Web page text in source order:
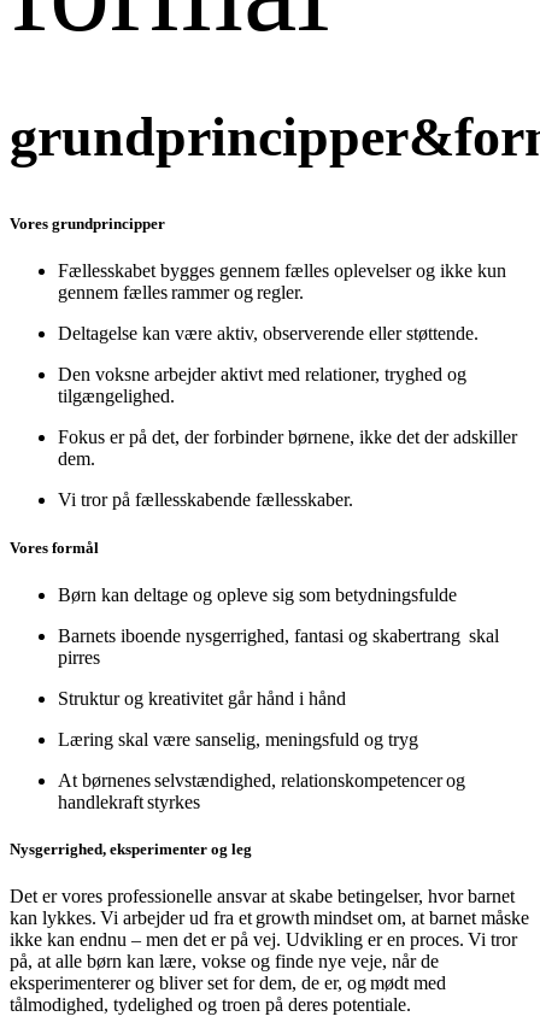
grundprincipper&
Vores grundprincipper
Fællesskabet bygges gennem fælles oplevelser og ikke kun
gennem fælles rammer og regler.
Deltagelse kan være aktiv, observerende eller støttende.
Den voksne arbejder aktivt med relationer, tryghed og
tilgængelighed.
Fokus er på det, der forbinder børnene, ikke det der adskiller
dem.
Vi tror på fællesskabende fællesskaber.
Vores formål
Børn kan deltage og opleve sig som betydningsfulde
Barnets iboende nysgerrighed, fantasi og skabertrang skal
pirres
Struktur og kreativitet går hånd i hånd
Læring skal være sanselig, meningsfuld og tryg
At børnenes selvstændighed, relationskompetencer og
handlekraft styrkes
Nysgerrighed, eksperimenter og leg
Det er vores professionelle ansvar at skabe betingelser, hvor barnet
kan lykkes. Vi arbejder ud fra et growth mindset om, at barnet måske
ikke kan endnu – men det er på vej. Udvikling er en proces. Vi tror
på, at alle børn kan lære, vokse og finde nye veje, når de
eksperimenterer og bliver set for dem, de er, og mødt med
tålmodighed, tydelighed og troen på deres potentiale.